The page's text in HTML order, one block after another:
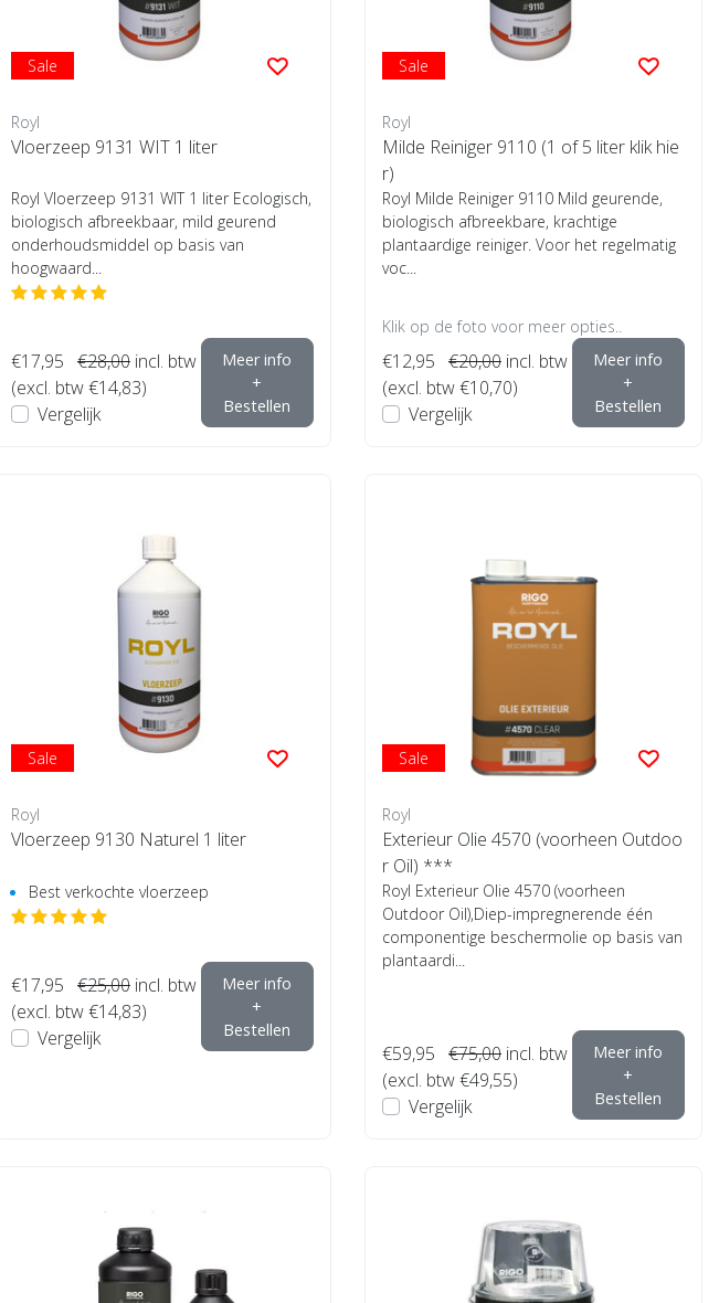
Sale
Royl
Vloerzeep 9131 WIT 1 liter
Royl Vloerzeep 9131 WIT 1 liter Ecologisch,
biologisch afbreekbaar, mild geurend
onderhoudsmiddel op basis van
hoogwaard...
€17,95 €28,00 incl. btw
(excl. btw €14,83)
Vergelijk
Meer info
+
Bestellen
Sale
Royl
Milde Reiniger 9110 (1 of 5 liter klik hie
r)
Royl Milde Reiniger 9110 Mild geurende,
biologisch afbreekbare, krachtige
plantaardige reiniger. Voor het regelmatig
voc...
Klik op de foto voor meer opties..
€12,95 €20,00 incl. btw
(excl. btw €10,70)
Vergelijk
Meer info
+
Bestellen
Sale
Royl
Vloerzeep 9130 Naturel 1 liter
Best verkochte vloerzeep
€17,95 €25,00 incl. btw
(excl. btw €14,83)
Vergelijk
Meer info
+
Bestellen
Sale
Royl
Exterieur Olie 4570 (voorheen Outdoo
r Oil) ***
Royl Exterieur Olie 4570 (voorheen
Outdoor Oil),Diep-impregnerende één
componentige beschermolie op basis van
plantaardi...
€59,95 €75,00 incl. btw
(excl. btw €49,55)
Vergelijk
Meer info
+
Bestellen